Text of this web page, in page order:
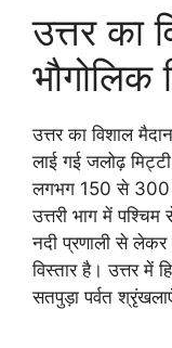
उत्तर का
भौगोलिक
उत्तर का विशाल
लाई गई जलोढ़
लगभग 150 से 300
उत्तरी भाग में
नदी प्रणाली से लेकर
विस्तार है। उत्तर में
सतपुड़ा पर्वत